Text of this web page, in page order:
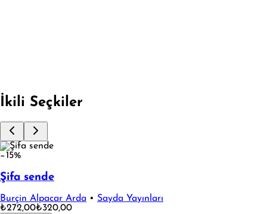
Fırsata Git
İkili Seçkiler
−15%
Şifa sende
Burçin Alpacar Arda • Sayda Yayınları
₺272,00₺320,00